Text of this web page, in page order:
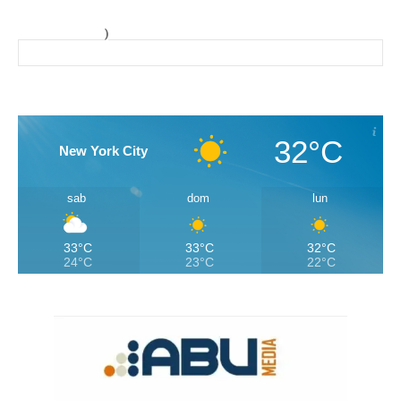
)
New York City 32°C
sab
33°C
24°C
dom
33°C
23°C
lun
32°C
22°C